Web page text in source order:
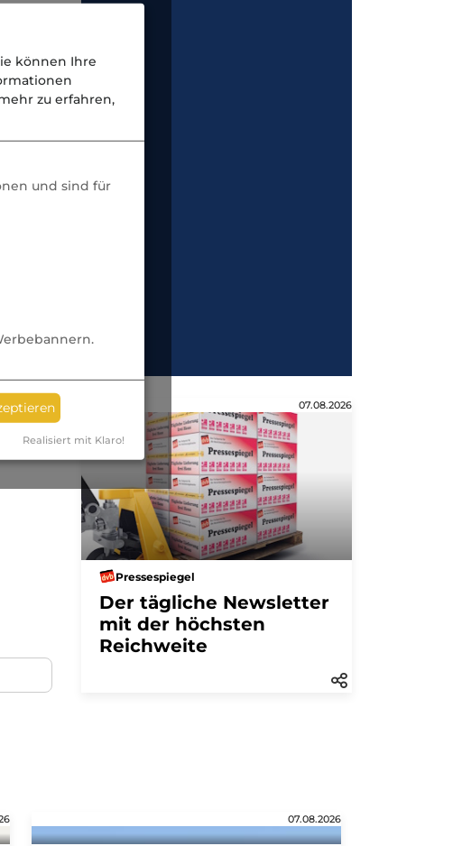
07.08.2026
Pressespiegel
Der tägliche Newsletter
mit der höchsten
Reichweite
07.08.2026
können Ihre
zu erfahren,
und sind für
Realisiert mit Klaro!